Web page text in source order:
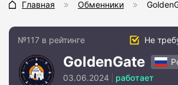
Главная Обменники
№117 в рейтинге Не
GoldenGate
03.06.2024
работает